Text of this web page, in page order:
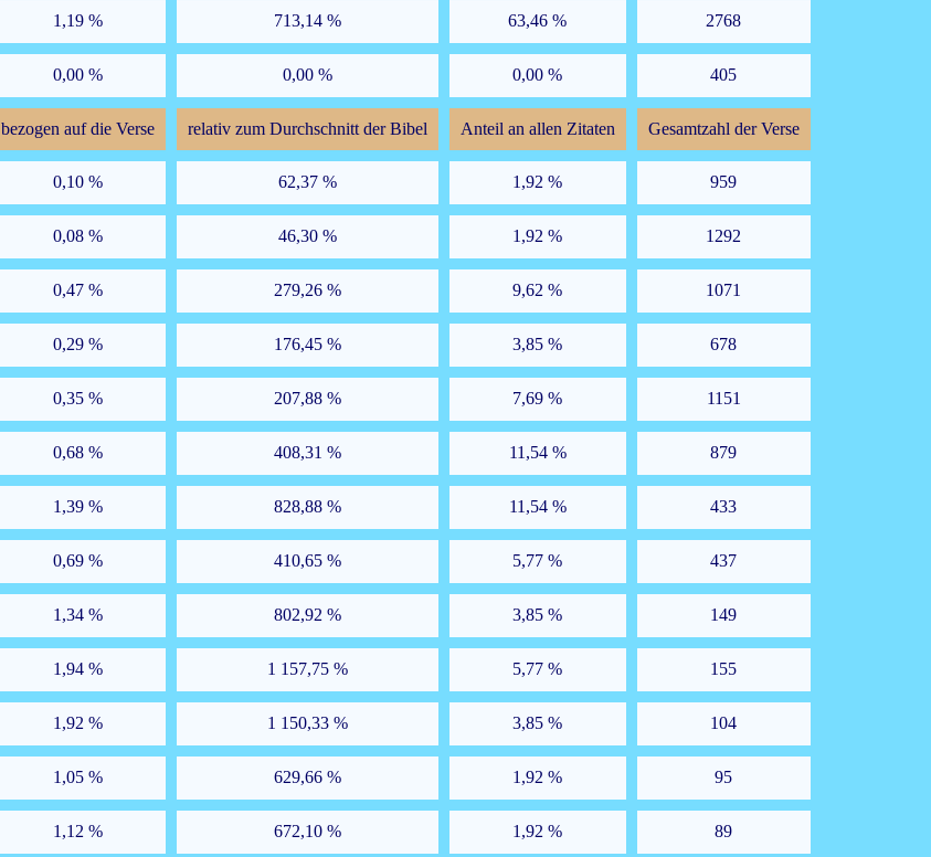
1,19 % 713,14 % 63,46 % 2768
0,00 % 0,00 % 0,00 % 405
bezogen auf die Verse relativ zum Durchschnitt der Bibel Anteil an allen Zitaten Gesamtzahl der Verse
0,10 % 62,37 % 1,92 % 959
0,08 % 46,30 % 1,92 % 1292
0,47 % 279,26 % 9,62 % 1071
0,29 % 176,45 % 3,85 % 678
0,35 % 207,88 % 7,69 % 1151
0,68 % 408,31 % 11,54 % 879
1,39 % 828,88 % 11,54 % 433
0,69 % 410,65 % 5,77 % 437
1,34 % 802,92 % 3,85 % 149
1,94 % 1 157,75 % 5,77 % 155
1,92 % 1 150,33 % 3,85 % 104
1,05 % 629,66 % 1,92 % 95
1,12 % 672,10 % 1,92 % 89